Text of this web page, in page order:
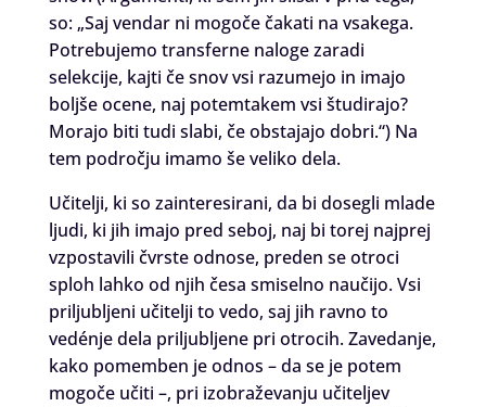
so: „Saj vendar ni mogoče čakati na vsakega.
Potrebujemo transferne naloge zaradi
selekcije, kajti če snov vsi razumejo in imajo
boljše ocene, naj potemtakem vsi študirajo?
Morajo biti tudi slabi, če obstajajo dobri.“) Na
tem področju imamo še veliko dela.
Učitelji, ki so zainteresirani, da bi dosegli mlade
ljudi, ki jih imajo pred seboj, naj bi torej najprej
vzpostavili čvrste odnose, preden se otroci
sploh lahko od njih česa smiselno naučijo. Vsi
priljubljeni učitelji to vedo, saj jih ravno to
vedénje dela priljubljene pri otrocih. Zavedanje,
kako pomemben je odnos – da se je potem
mogoče učiti –, pri izobraževanju učiteljev